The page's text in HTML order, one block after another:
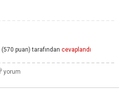
(570 puan) tarafından cevaplandı